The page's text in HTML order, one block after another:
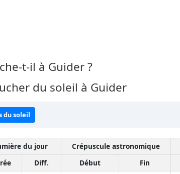
t-il à Guider ?
du soleil à Guider
du soleil
du jour Crépuscule astronomique
Diff. Début Fin